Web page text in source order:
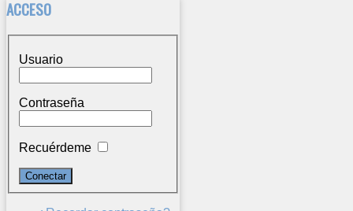
ACCESO
Usuario
Contraseña
Recuérdeme